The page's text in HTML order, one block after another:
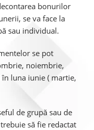
bonurilor
se va face la
sau individual.
se pot
noiembrie,
luna iunie ( martie,
de grupă sau de
să fie redactat